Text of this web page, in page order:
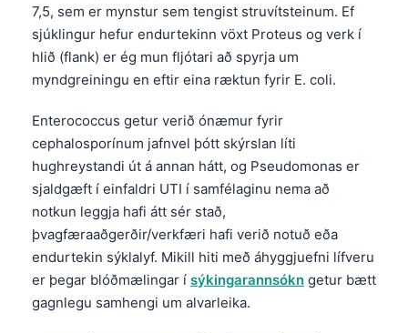
7,5, sem er mynstur sem tengist struvítsteinum. Ef
sjúklingur hefur endurtekinn vöxt Proteus og verk í
hlið (flank) er ég mun fljótari að spyrja um
myndgreiningu en eftir eina ræktun fyrir E. coli.
Enterococcus getur verið ónæmur fyrir
cephalosporínum jafnvel þótt skýrslan líti
hughreystandi út á annan hátt, og Pseudomonas er
sjaldgæft í einfaldri UTI í samfélaginu nema að
notkun leggja hafi átt sér stað,
þvagfæraaðgerðir/verkfæri hafi verið notuð eða
endurtekin sýklalyf. Mikill hiti með áhyggjuefni lífveru
er þegar blóðmælingar í sýkingarannsókn getur bætt
gagnlegu samhengi um alvarleika.